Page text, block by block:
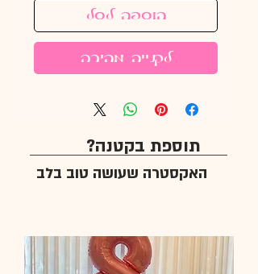
הוספה לסל
לקנייה מהירה
תוספת בקטנה?
האקסטרה שעושה טוב בלב